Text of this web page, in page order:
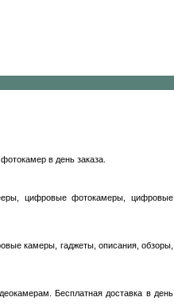
в день заказа.
цифровые фотокамеры, цифровые
камеры, гаджеты, описания, обзоры,
Бесплатная доставка в день